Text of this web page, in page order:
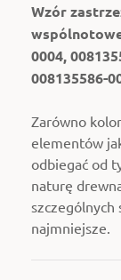
Wzór
0004,
008135586-
Zarówno
elementów
odbiegać od
naturę
szczególnych
najmniejsze.